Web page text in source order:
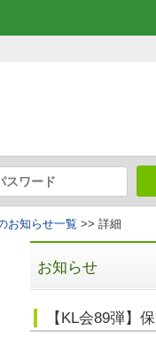
お知らせ一覧 >> 詳細
お知らせ
【KL会89弾】